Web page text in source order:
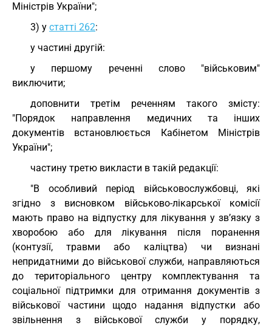
Міністрів України";
3) у статті 262:
у частині другій:
у першому реченні слово "військовим"
виключити;
доповнити третім реченням такого змісту:
"Порядок направлення медичних та інших
документів встановлюється Кабінетом Міністрів
України";
частину третю викласти в такій редакції:
"В особливий період військовослужбовці, які
згідно з висновком військово-лікарської комісії
мають право на відпустку для лікування у зв’язку з
хворобою або для лікування після поранення
(контузії, травми або каліцтва) чи визнані
непридатними до військової служби, направляються
до територіального центру комплектування та
соціальної підтримки для отримання документів з
військової частини щодо надання відпустки або
звільнення з військової служби у порядку,